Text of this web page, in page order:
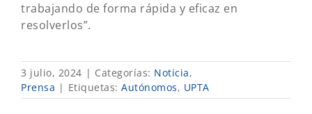
trabajando de forma rápida y eficaz en
resolverlos”.
3 julio, 2024 | Categorías: Noticia,
Prensa | Etiquetas: Autónomos, UPTA